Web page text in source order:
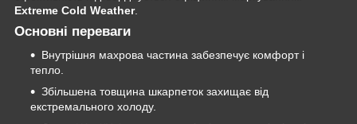
Extreme Cold Weather.
Основні переваги
Внутрішня махрова частина забезпечує комфорт і
тепло.
Збільшена товщина шкарпеток захищає від
екстремального холоду.